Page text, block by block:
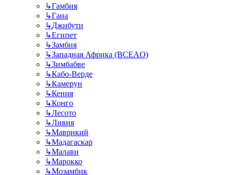
↳Гамбия
↳Гана
↳Джибути
↳Египет
↳Замбия
↳Западная Африка (BCEAO)
↳Зимбабве
↳Кабо-Верде
↳Камерун
↳Кения
↳Конго
↳Лесото
↳Ливия
↳Маврикий
↳Мадагаскар
↳Малави
↳Марокко
↳Мозамбик